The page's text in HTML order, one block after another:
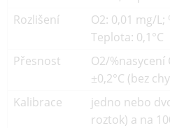
Rozlišení
O2: 0,01 mg/L;
Teplota: 0,1°C
Přesnost
O2/%nasycení
±0,2°C (bez
Kalibrace
jedno nebo
roztok) a na